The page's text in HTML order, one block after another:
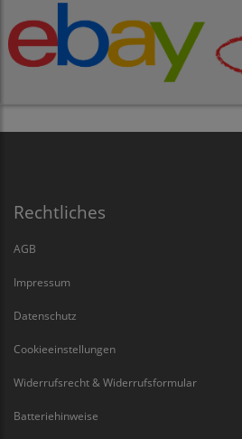
Rechtliches
AGB
Impressum
Datenschutz
Cookieeinstellungen
Widerrufsrecht & Widerrufsformular
Batteriehinweise